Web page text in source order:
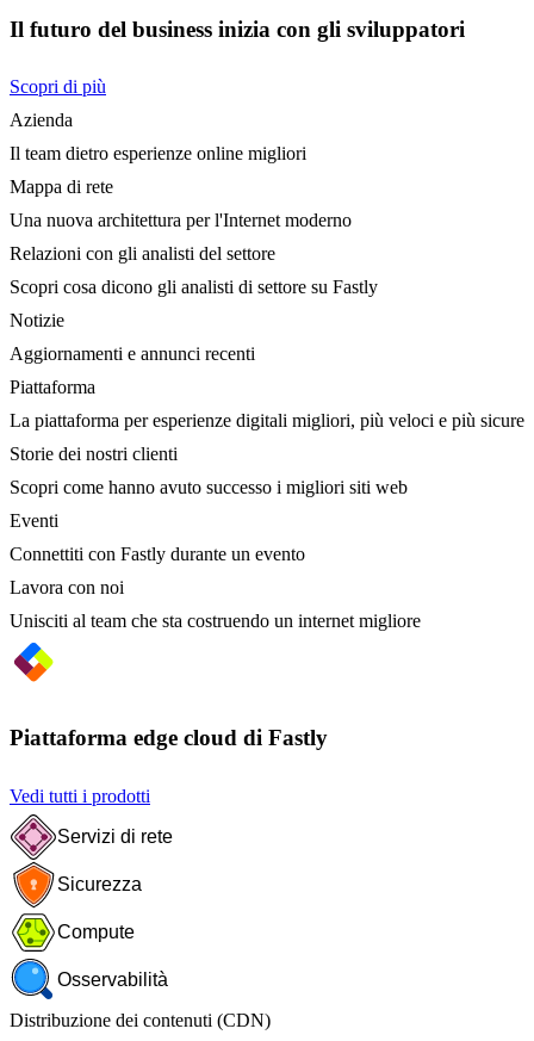
Il futuro del business inizia con gli sviluppatori
Scopri di più
Azienda
Il team dietro esperienze online migliori
Mappa di rete
Una nuova architettura per l'Internet moderno
Relazioni con gli analisti del settore
Scopri cosa dicono gli analisti di settore su Fastly
Notizie
Aggiornamenti e annunci recenti
Piattaforma
La piattaforma per esperienze digitali migliori, più veloci e più sicure
Storie dei nostri clienti
Scopri come hanno avuto successo i migliori siti web
Eventi
Connettiti con Fastly durante un evento
Lavora con noi
Unisciti al team che sta costruendo un internet migliore
Piattaforma edge cloud di Fastly
Vedi tutti i prodotti
Servizi di rete
Sicurezza
Compute
Osservabilità
Distribuzione dei contenuti (CDN)